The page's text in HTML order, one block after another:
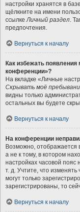
настройки хранятся в
щёлкните на имени
ссылкеЛичный раздел.
предпочтения.
Вернуться к началу
Как избежать появления
конференции»?
На вкладке «Личные
Скрывать моё
видны только
остальных вы будете
Вернуться к началу
На конференции
Возможно, отображается
а не к тому, в котором
настройках часовой пояс
т. д. Учтите, что
могут только
зарегистрированы, то
Вернуться к началу